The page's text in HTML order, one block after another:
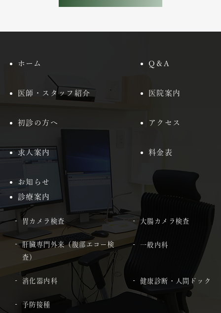
ホーム Q＆A
医師・スタッフ紹介 医院案内
初診の方へ アクセス
求人案内 料金表
お知らせ
診療案内
胃カメラ検査 大腸カメラ検査
肝臓専門外来（腹部エコー検
査）
一般内科
消化器内科 健康診断・人間ドック
予防接種